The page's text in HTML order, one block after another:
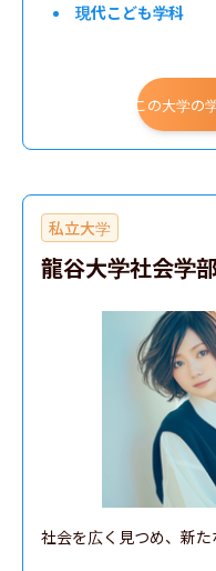
現代こども学科
この大学の
私立大学
龍谷大学社会学
社会を広く見つめ、新